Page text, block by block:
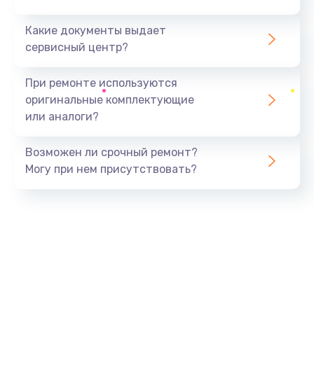
Какие документы выдает
сервисный центр?
При ремонте используются
оригинальные комплектующие
или аналоги?
Возможен ли срочный ремонт?
Могу при нем присутствовать?